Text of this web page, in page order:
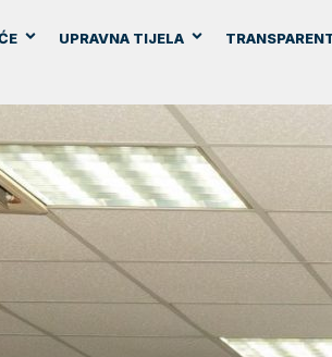
UPRAVNA TIJELA